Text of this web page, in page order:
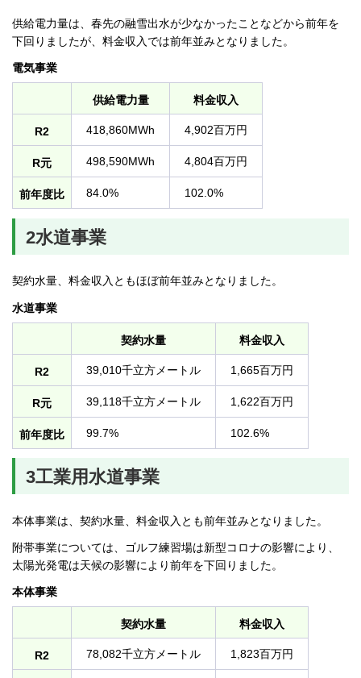
供給電力量は、春先の融雪出水が少なかったことなどから前年を
下回りましたが、料金収入では前年並みとなりました。
電気事業
供給電力量 料金収入
R2 418,860MWh 4,902百万円
R元 498,590MWh 4,804百万円
前年度比 84.0% 102.0%
2水道事業
契約水量、料金収入ともほぼ前年並みとなりました。
水道事業
契約水量 料金収入
R2 39,010千立方メートル 1,665百万円
R元 39,118千立方メートル 1,622百万円
前年度比 99.7% 102.6%
3工業用水道事業
本体事業は、契約水量、料金収入とも前年並みとなりました。
附帯事業については、ゴルフ練習場は新型コロナの影響により、
太陽光発電は天候の影響により前年を下回りました。
本体事業
契約水量 料金収入
R2 78,082千立方メートル 1,823百万円